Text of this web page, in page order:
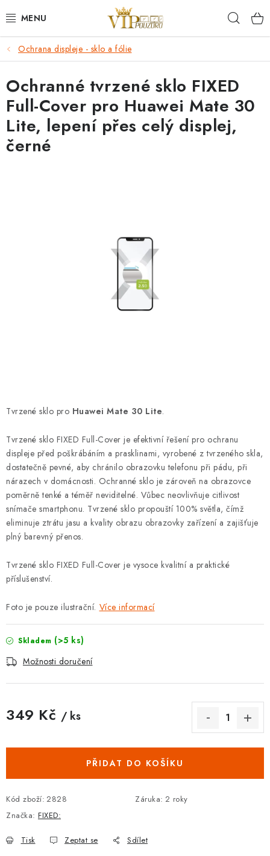
na
KRYTY NA MOBIL.
OCHRANA DISPLEJE - SKLO A FÓLIE
KABELY A NABÍJEČKY
SLUCHÁTKA
BRAŠNY NA NOTEBOOKY
POUZDRA, OBALY NA APPLE AIRPODS
VRÁCENÍ ZBOŽÍ A REKLAMACE
Jak nakupovat
Obchodní podmínky
Ochrana osobních údajů
Hodnocení obchodu
Doprava a platba
Vrácení zboží a reklamace
Ochrana displeje - sklo a fólie
Tvrzené sklo pro Huawei Mate 30 Lite.
Tvrzené sklo FIXED Full-Cover je efektivní řešení pro ochranu
displeje před poškrábáním a prasklinami, vyrobené z tvrzeného skla,
dostatečně pevné, aby chránilo obrazovku telefonu při pádu, při
nárazech v domácnosti. Ochranné sklo je zároveň na obrazovce
poměrně tenké a téměř neviditelné. Vůbec neovlivňuje citlivost
snímače smartphonu. Tvrzené sklo propouští 100% světla, čímž
eliminuje ztrátu jasu a kvality obrazu obrazovky zařízení a zajišťuje
plný barevný přenos.
Tvrzené sklo FIXED Full-Cover je vysoce kvalitní a praktické
příslušenství.
Foto je pouze ilustrační. Více informací
Skladem (>5 ks)
Možnosti doručení
349 Kč / ks
PŘIDAT DO KOŠÍKU
Kód zboží: 2828 Záruka: 2 roky
Značka: FIXED:
Tisk Zeptat se Sdílet
Ochranné tvrzené sklo FIXED
Full-Cover pro Huawei Mate 30
Lite, lepení přes celý displej,
černé